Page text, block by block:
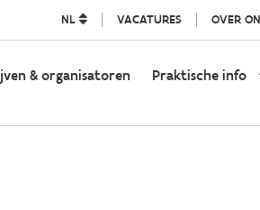
NL VACATURES OVER
& organisatoren Praktische info